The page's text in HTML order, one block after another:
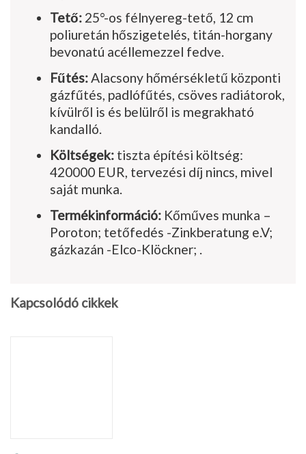
Tető: 25°-os félnyereg-tető, 12 cm
poliuretán hőszigetelés, titán-horgany
bevonatú acéllemezzel fedve.
Fűtés: Alacsony hőmérsékletű központi
gázfűtés, padlófűtés, csöves radiátorok,
kívülről is és belülről is megrakható
kandalló.
Költségek: tiszta építési költség:
420000 EUR, tervezési díj nincs, mivel
saját munka.
Termékinformáció: Kőműves munka –
Poroton; tetőfedés -Zinkberatung e.V;
gázkazán -Elco-Klöckner; .
Kapcsolódó cikkek